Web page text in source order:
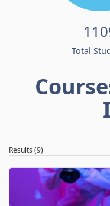
Total
Results (9)